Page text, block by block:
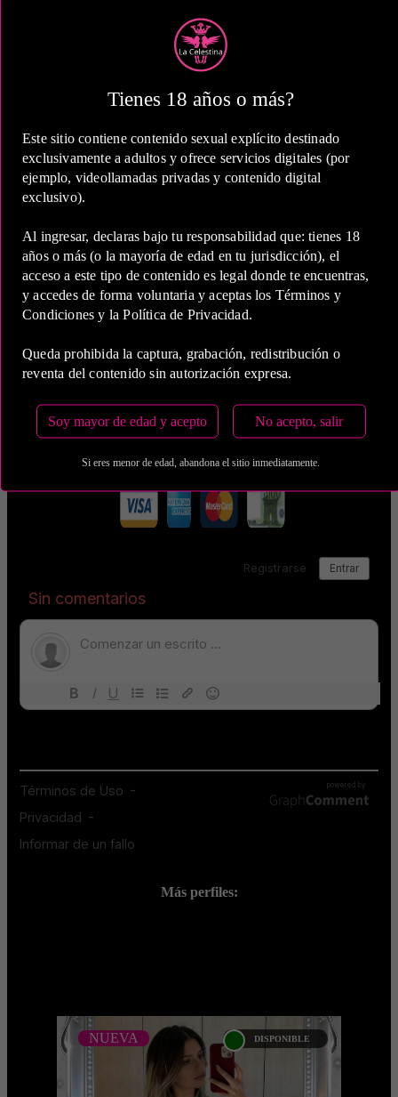
Tienes 18 años o más?
Este sitio contiene contenido sexual explícito destinado
exclusivamente a adultos y ofrece servicios digitales (por
ejemplo, videollamadas privadas y contenido digital
exclusivo).
Al ingresar, declaras bajo tu responsabilidad que: tienes 18
años o más (o la mayoría de edad en tu jurisdicción), el
acceso a este tipo de contenido es legal donde te encuentras,
y accedes de forma voluntaria y aceptas los Términos y
Condiciones y la Política de Privacidad.
Queda prohibida la captura, grabación, redistribución o
reventa del contenido sin autorización expresa.
Soy mayor de edad y acepto No acepto, salir
Si eres menor de edad, abandona el sitio inmediatamente.
2 Horas
COP 1,100,000.00
5 Horas
COP 2,400,000.00
Medio de Pago:
Más perfiles:
NUEVA DISPONIBLE
LORENA PRETEL -
CATALOGO PLATINO
NUEVA